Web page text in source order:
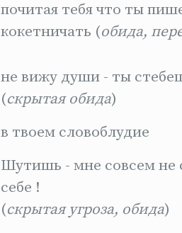
почитая тебя что ты
кокетничать (обида,
не вижу души - ты
(скрытая обида)
в твоем словоблудие
Шутишь - мне совсем не
себе !
(скрытая угроза, обида)